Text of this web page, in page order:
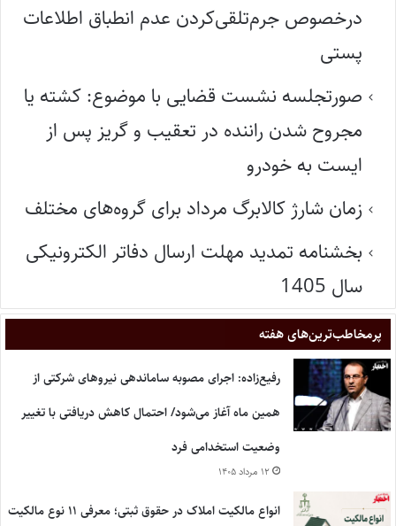
درخصوص جرم‌تلقی‌کردن عدم انطباق اطلاعات
پستی
صورتجلسه نشست قضایی با موضوع: کشته یا
مجروح شدن راننده در تعقیب و گریز پس از
ایست به خودرو
زمان شارژ کالابرگ مرداد برای گروه‌های مختلف
بخشنامه تمدید مهلت ارسال دفاتر الکترونیکی
سال 1405
پر‌مخاطب‌ترین‌های هفته
رفیع‌زاده: اجرای مصوبه ساماندهی نیروهای شرکتی از
همین ماه آغاز می‌شود/ احتمال کاهش دریافتی با تغییر
وضعیت استخدامی فرد
۱۲ مرداد ۱۴۰۵
انواع مالکیت املاک در حقوق ثبتی؛ معرفی ۱۱ نوع مالکیت